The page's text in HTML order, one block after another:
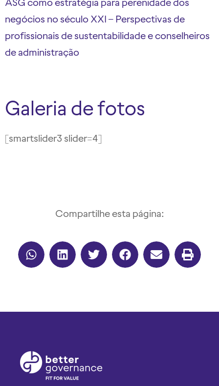
negócios no século XXI – Perspectivas de
profissionais de sustentabilidade e conselheiros
de administração
Galeria de fotos
[smartslider3 slider=4]
Compartilhe esta página: